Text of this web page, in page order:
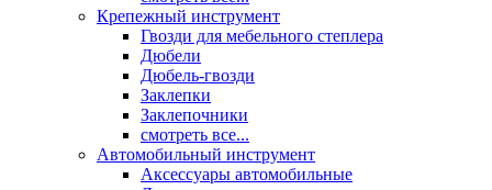
Крепежный инструмент
Гвозди для мебельного степлера
Дюбели
Дюбель-гвозди
Заклепки
Заклепочники
смотреть все...
Автомобильный инструмент
Аксессуары автомобильные